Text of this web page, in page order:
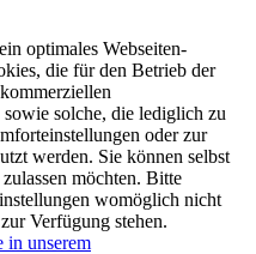
optimales Webseiten-
die für den Betrieb der
solche, die lediglich zu
oder zur
werden. Sie können selbst
möchten. Bitte
womöglich nicht
Verfügung stehen.
in unserem